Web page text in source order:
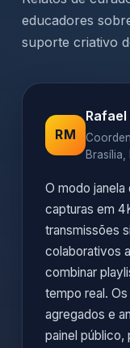
educadores
suporte criativo
RM
Brasília,
O modo
capturas em
transmissões
colaborativos
combinar
tempo real.
agregados e
painel público,